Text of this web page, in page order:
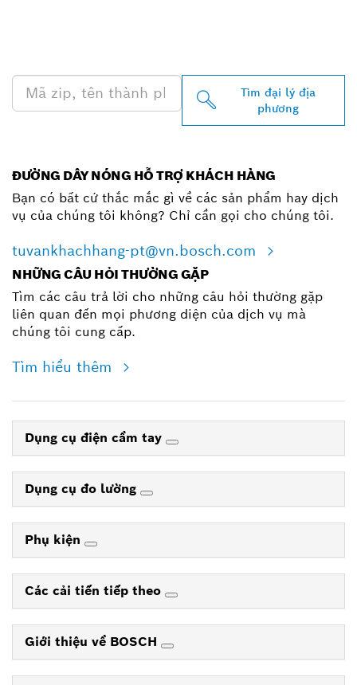
Tìm đại lý địa
phương
ĐƯỜNG DÂY NÓNG HỖ TRỢ KHÁCH HÀNG
Bạn có bất cứ thắc mắc gì về các sản phẩm hay dịch
vụ của chúng tôi không? Chỉ cần gọi cho chúng tôi.
tuvankhachhang-pt@vn.bosch.com
NHỮNG CÂU HỎI THƯỜNG GẶP
Tìm các câu trả lời cho những câu hỏi thường gặp
liên quan đến mọi phương diện của dịch vụ mà
chúng tôi cung cấp.
Tìm hiểu thêm
Dụng cụ điện cầm tay
Dụng cụ đo lường
Phụ kiện
Các cải tiến tiếp theo
Giới thiệu về BOSCH